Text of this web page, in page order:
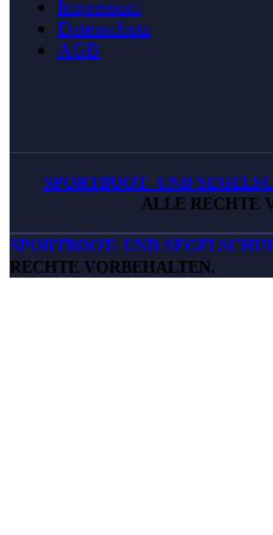
Impressum
Datenschutz
AGB
SPORTBOOT- UND
ALLE RECHTE
SPORTBOOT- UND
RECHTE VORBEHALTEN.